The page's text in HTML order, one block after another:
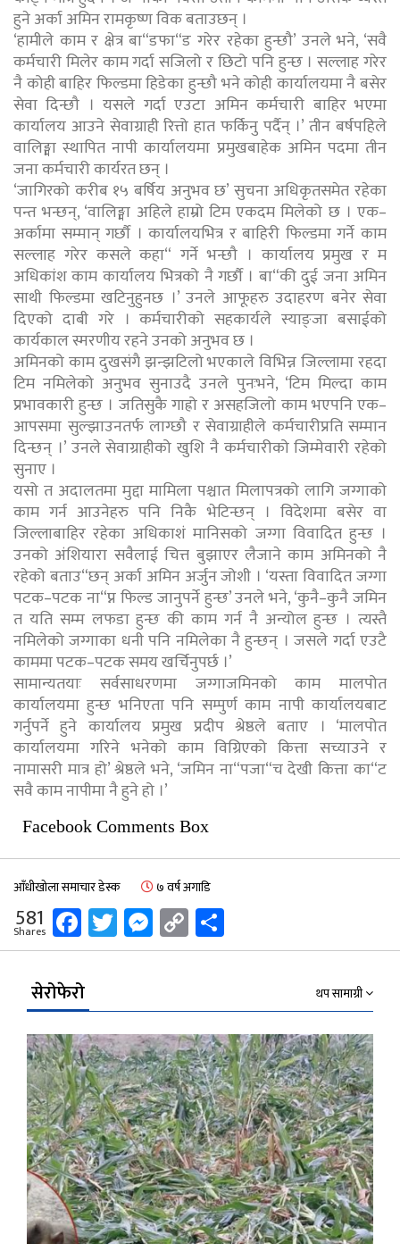
हुने अर्का अमिन रामकृष्ण विक बताउछन् ।
‘हामीले काम र क्षेत्र बा“डफा“ड गरेर रहेका हुन्छौ’ उनले भने, ‘सवै
कर्मचारी मिलेर काम गर्दा सजिलो र छिटो पनि हुन्छ । सल्लाह गरेर
नै कोही बाहिर फिल्डमा हिडेका हुन्छौ भने कोही कार्यालयमा नै बसेर
सेवा दिन्छौ । यसले गर्दा एउटा अमिन कर्मचारी बाहिर भएमा
कार्यालय आउने सेवाग्राही रित्तो हात फर्किनु पर्दैन् ।’ तीन बर्षपहिले
वालिङ्मा स्थापित नापी कार्यालयमा प्रमुखबाहेक अमिन पदमा तीन
जना कर्मचारी कार्यरत छन् ।
‘जागिरको करीब १५ बर्षिय अनुभव छ’ सुचना अधिकृतसमेत रहेका
पन्त भन्छन्, ‘वालिङ्मा अहिले हाम्रो टिम एकदम मिलेको छ । एक–
अर्कामा सम्मान् गर्छौ । कार्यालयभित्र र बाहिरी फिल्डमा गर्ने काम
सल्लाह गरेर कसले कहा“ गर्ने भन्छौ । कार्यालय प्रमुख र म
अधिकांश काम कार्यालय भित्रको नै गर्छौ । बा“की दुई जना अमिन
साथी फिल्डमा खटिनुहुनछ ।’ उनले आफूहरु उदाहरण बनेर सेवा
दिएको दाबी गरे । कर्मचारीको सहकार्यले स्याङ्जा बसाईको
कार्यकाल स्मरणीय रहने उनको अनुभव छ ।
अमिनको काम दुखसंगै झन्झटिलो भएकाले विभिन्न जिल्लामा रहदा
टिम नमिलेको अनुभव सुनाउदै उनले पुनःभने, ‘टिम मिल्दा काम
प्रभावकारी हुन्छ । जतिसुकै गाह्रो र असहजिलो काम भएपनि एक–
आपसमा सुल्झाउनतर्फ लाग्छौ र सेवाग्राहीले कर्मचारीप्रति सम्मान
दिन्छन् ।’ उनले सेवाग्राहीको खुशि नै कर्मचारीको जिम्मेवारी रहेको
सुनाए ।
यसो त अदालतमा मुद्दा मामिला पश्चात मिलापत्रको लागि जग्गाको
काम गर्न आउनेहरु पनि निकै भेटिन्छन् । विदेशमा बसेर वा
जिल्लाबाहिर रहेका अधिकाशं मानिसको जग्गा विवादित हुन्छ ।
उनको अंशियारा सवैलाई चित्त बुझाएर लैजाने काम अमिनको नै
रहेको बताउ“छन् अर्का अमिन अर्जुन जोशी । ‘यस्ता विवादित जग्गा
पटक–पटक ना“प्न फिल्ड जानुपर्ने हुन्छ’ उनले भने, ‘कुनै–कुनै जमिन
त यति सम्म लफडा हुन्छ की काम गर्न नै अन्योल हुन्छ । त्यस्तै
नमिलेको जग्गाका धनी पनि नमिलेका नै हुन्छन् । जसले गर्दा एउटै
काममा पटक–पटक समय खर्चिनुपर्छ ।’
सामान्यतयाः सर्वसाधरणमा जग्गाजमिनको काम मालपोत
कार्यालयमा हुन्छ भनिएता पनि सम्पुर्ण काम नापी कार्यालयबाट
गर्नुपर्ने हुने कार्यालय प्रमुख प्रदीप श्रेष्ठले बताए । ‘मालपोत
कार्यालयमा गरिने भनेको काम विग्रिएको कित्ता सच्याउने र
नामासरी मात्र हो’ श्रेष्ठले भने, ‘जमिन ना“पजा“च देखी कित्ता का“ट
सवै काम नापीमा नै हुने हो ।’
Facebook Comments Box
आँधीखोला समाचार डेस्क ७ वर्ष अगाडि
581
Shares Facebook
Twitter
Messenger
Copy
Link
सेरोफेरो थप सामाग्री